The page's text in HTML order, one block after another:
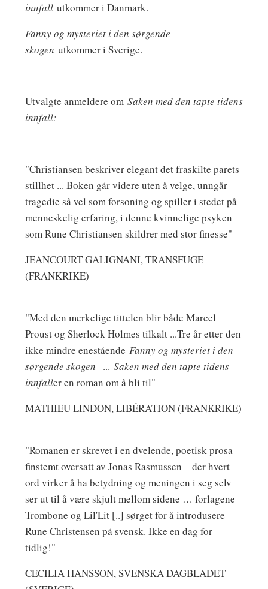
innfallutkommer i Danmark.
Fanny og mysteriet i den sørgende
skogen utkommer i Sverige.
Utvalgte anmeldere om Saken med den tapte tidens
innfall:
"Christiansen beskriver elegant det fraskilte parets
stillhet ... Boken går videre uten å velge, unngår
tragedie så vel som forsoning og spiller i stedet på
menneskelig erfaring, i denne kvinnelige psyken
som Rune Christiansen skildrer med stor finesse"
JEANCOURT GALIGNANI, TRANSFUGE
(FRANKRIKE)
"Med den merkelige tittelen blir både Marcel
Proust og Sherlock Holmes tilkalt ...Tre år etter den
ikke mindre enestående Fanny og mysteriet i den
sørgende skogen
... Saken med den tapte tidens
innfaller en roman om å bli til"
MATHIEU LINDON, LIBÉRATION (FRANKRIKE)
"Romanen er skrevet i en dvelende, poetisk prosa –
finstemt oversatt av Jonas Rasmussen – der hvert
ord virker å ha betydning og meningen i seg selv
ser ut til å være skjult mellom sidene … forlagene
Trombone og Lil'Lit [..] sørget for å introdusere
Rune Christensen på svensk. Ikke en dag for
tidlig!"
CECILIA HANSSON, SVENSKA DAGBLADET